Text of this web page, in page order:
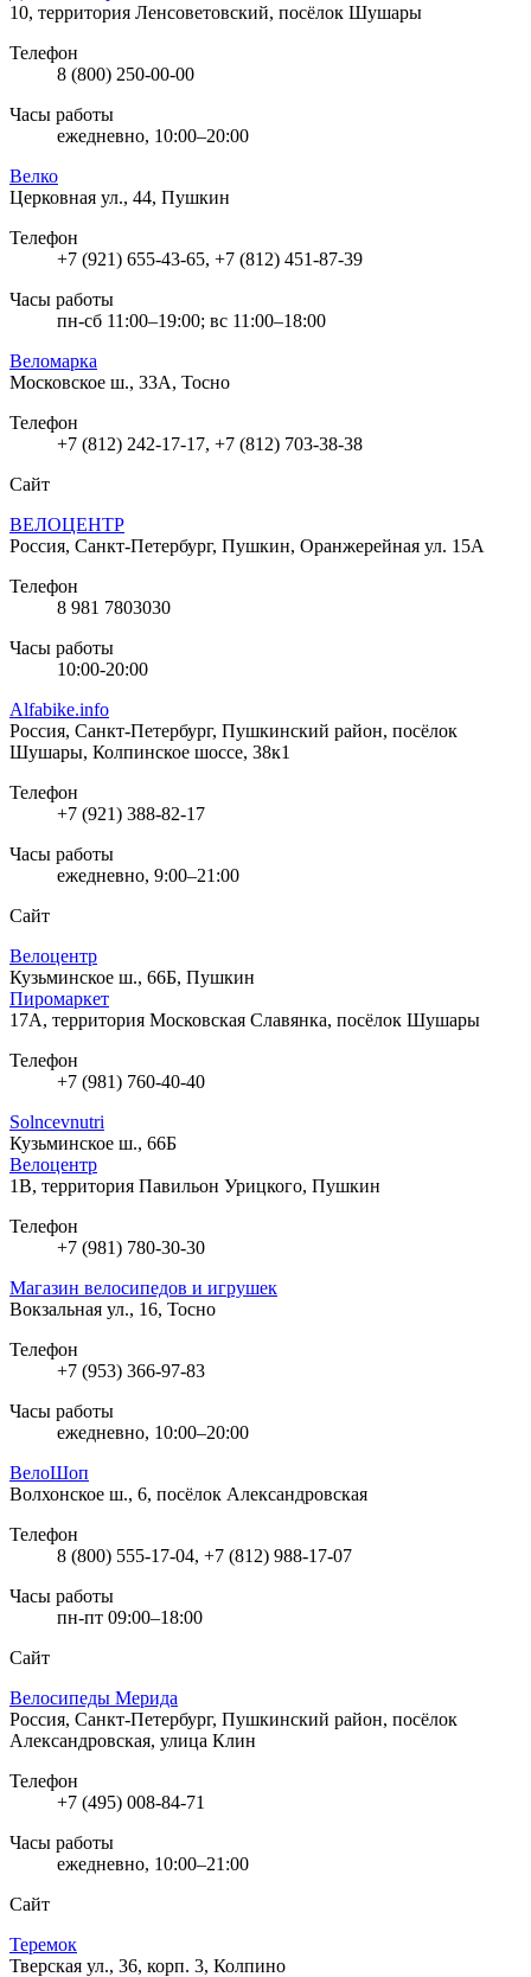
10, территория Ленсоветовский, посёлок Шушары
Телефон
8 (800) 250-00-00
Часы работы
ежедневно, 10:00–20:00
Велко
Церковная ул., 44, Пушкин
Телефон
+7 (921) 655-43-65, +7 (812) 451-87-39
Часы работы
пн-сб 11:00–19:00; вс 11:00–18:00
Веломарка
Московское ш., 33А, Тосно
Телефон
+7 (812) 242-17-17, +7 (812) 703-38-38
Сайт
ВЕЛОЦЕНТР
Россия, Санкт-Петербург, Пушкин, Оранжерейная ул. 15А
Телефон
8 981 7803030
Часы работы
10:00-20:00
Alfabike.info
Россия, Санкт-Петербург, Пушкинский район, посёлок
Шушары, Колпинское шоссе, 38к1
Телефон
+7 (921) 388-82-17
Часы работы
ежедневно, 9:00–21:00
Сайт
Велоцентр
Кузьминское ш., 66Б, Пушкин
Пиромаркет
17А, территория Московская Славянка, посёлок Шушары
Телефон
+7 (981) 760-40-40
Solncevnutri
Кузьминское ш., 66Б
Велоцентр
1В, территория Павильон Урицкого, Пушкин
Телефон
+7 (981) 780-30-30
Магазин велосипедов и игрушек
Вокзальная ул., 16, Тосно
Телефон
+7 (953) 366-97-83
Часы работы
ежедневно, 10:00–20:00
ВелоШоп
Волхонское ш., 6, посёлок Александровская
Телефон
8 (800) 555-17-04, +7 (812) 988-17-07
Часы работы
пн-пт 09:00–18:00
Сайт
Велосипеды Мерида
Россия, Санкт-Петербург, Пушкинский район, посёлок
Александровская, улица Клин
Телефон
+7 (495) 008-84-71
Часы работы
ежедневно, 10:00–21:00
Сайт
Теремок
Тверская ул., 36, корп. 3, Колпино